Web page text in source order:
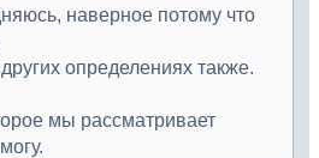
наверное потому что
определениях также.
мы рассматривает